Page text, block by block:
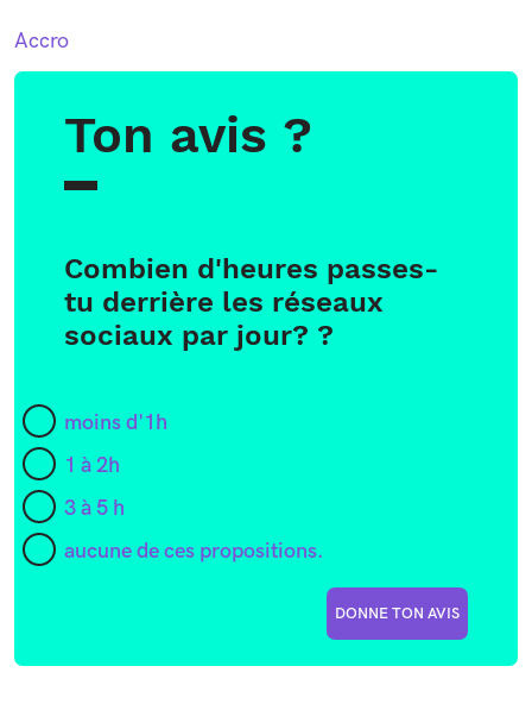
Accro
Ton avis ?
Combien d'heures passes-
tu derrière les réseaux
sociaux par jour? ?
moins d'1h
1 à 2h
3 à 5 h
aucune de ces propositions.
DONNE TON AVIS